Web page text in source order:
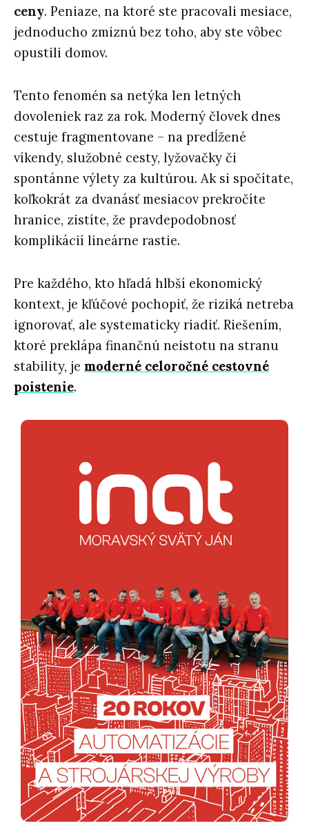
ceny. Peniaze, na ktoré ste pracovali mesiace,
jednoducho zmiznú bez toho, aby ste vôbec
opustili domov.
Tento fenomén sa netýka len letných
dovoleniek raz za rok. Moderný človek dnes
cestuje fragmentovane – na predĺžené
víkendy, služobné cesty, lyžovačky či
spontánne výlety za kultúrou. Ak si spočítate,
koľkokrát za dvanásť mesiacov prekročíte
hranice, zistíte, že pravdepodobnosť
komplikácií lineárne rastie.
Pre každého, kto hľadá hlbší ekonomický
kontext, je kľúčové pochopiť, že riziká netreba
ignorovať, ale systematicky riadiť. Riešením,
ktoré preklápa finančnú neistotu na stranu
stability, je moderné celoročné cestovné
poistenie.